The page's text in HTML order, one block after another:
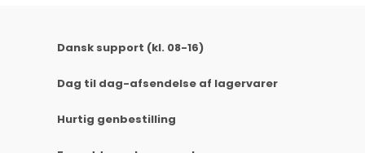
Dansk support (kl. 08-16)
Dag til dag-afsendelse af lagervarer
Hurtig genbestilling